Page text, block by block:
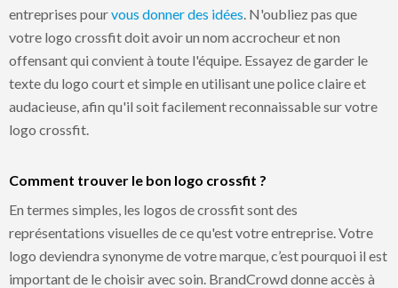
entreprises pourvous donner des idées . N'oubliez pas que
votre logo crossfit doit avoir un nom accrocheur et non
offensant qui convient à toute l'équipe. Essayez de garder le
texte du logo court et simple en utilisant une police claire et
audacieuse, afin qu'il soit facilement reconnaissable sur votre
logo crossfit.
Comment trouver le bon logo crossfit ?
En termes simples, les logos de crossfit sont des
représentations visuelles de ce qu'est votre entreprise. Votre
logo deviendra synonyme de votre marque, c’est pourquoi il est
important de le choisir avec soin. BrandCrowd donne accès à